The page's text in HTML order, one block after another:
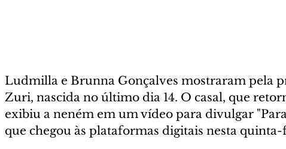
Ludmilla e Brunna Gonçalves mostraram pela
Zuri, nascida no último dia 14. O casal, que
exibiu a neném em um vídeo para divulgar
que chegou às plataformas digitais nesta quinta-